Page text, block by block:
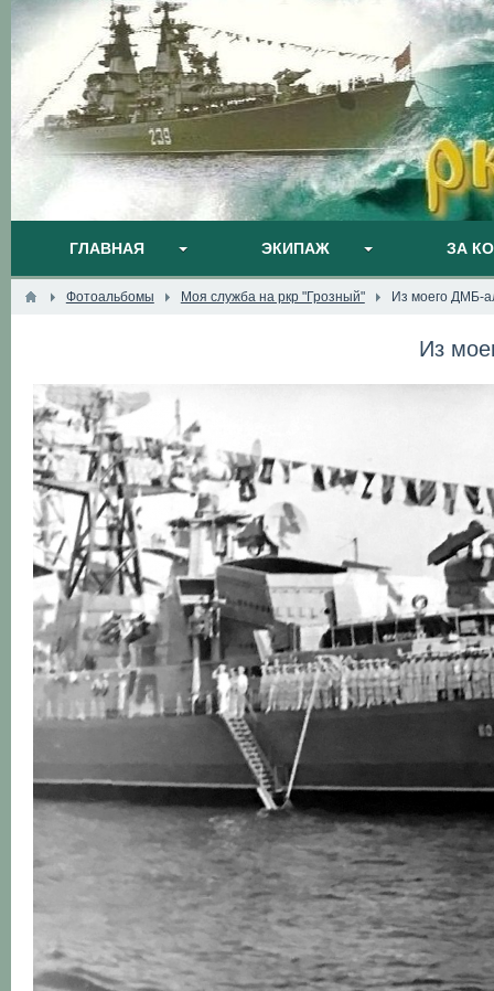
ГЛАВНАЯ ЭКИПАЖ ЗА
Фотоальбомы Моя служба на ркр "Грозный" Из моего ДМБ-
Из